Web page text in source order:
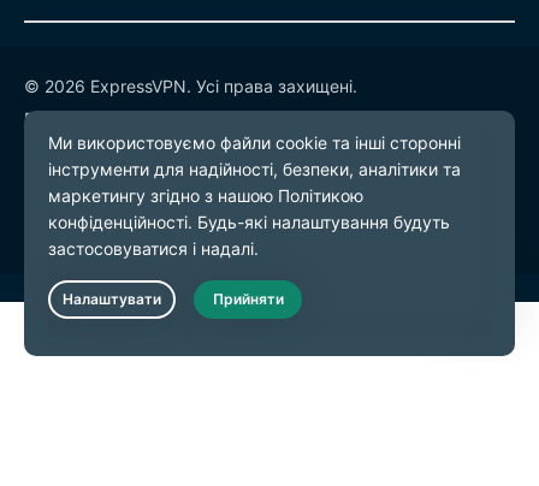
© 2026 ExpressVPN. Усі права захищені.
Політика конфіденційності
Умови надання послуг
Налаштування файлів cookie